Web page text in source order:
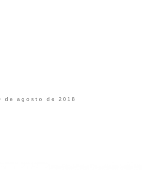
de agosto de 2018